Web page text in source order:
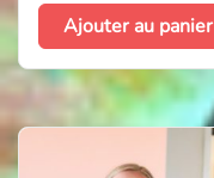
Ajouter au panier